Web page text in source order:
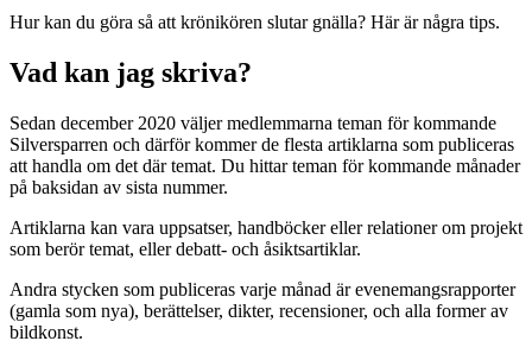
Hur kan du göra så att krönikören slutar gnälla? Här är några tips.
Vad kan jag skriva?
Sedan december 2020 väljer medlemmarna teman för kommande
Silversparren och därför kommer de flesta artiklarna som publiceras
att handla om det där temat. Du hittar teman för kommande månader
på baksidan av sista nummer.
Artiklarna kan vara uppsatser, handböcker eller relationer om projekt
som berör temat, eller debatt- och åsiktsartiklar.
Andra stycken som publiceras varje månad är evenemangsrapporter
(gamla som nya), berättelser, dikter, recensioner, och alla former av
bildkonst.